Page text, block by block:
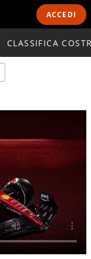
ACCEDI
CLASSIFICA